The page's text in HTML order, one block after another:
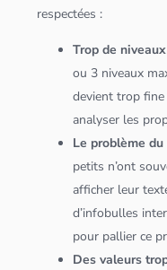
respectées :
Trop de
ou 3 niveaux
devient trop
analyser les
Le problème
petits n’ont
afficher leur
d’infobulles
pour pallier ce
Des valeurs